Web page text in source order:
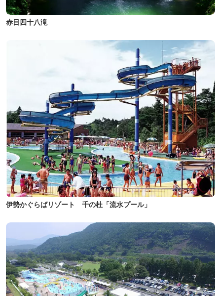
赤目四十八滝
伊勢かぐらばリゾート 千の杜「流水プール」